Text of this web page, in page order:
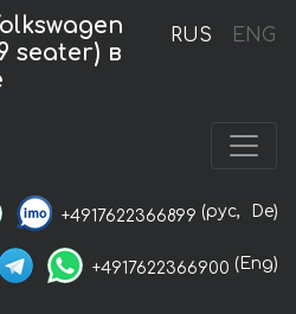
RUS ENG
seater) в
+4917622366899 (рус, De)
+4917622366900 (Eng)